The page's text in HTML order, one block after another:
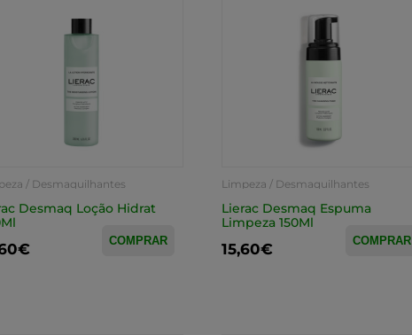
/ Desmaquilhantes
Desmaq Loção Hidrat
COMPRAR
Limpeza / Desmaquilhantes
Lierac Desmaq Espuma
Limpeza 150Ml
15,60€ COMPRAR